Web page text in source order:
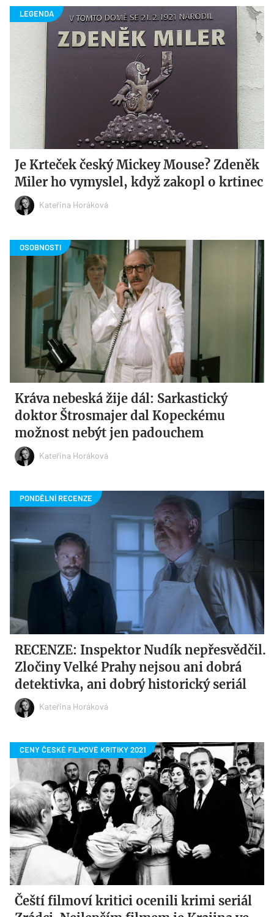
Je Krteček český Mickey Mouse? Zdeněk
Miler ho vymyslel, když zakopl o krtinec
Kateřina Horáková
Kráva nebeská žije dál: Sarkastický
doktor Štrosmajer dal Kopeckému
možnost nebýt jen padouchem
Kateřina Horáková
RECENZE: Inspektor Nudík nepřesvědčil.
Zločiny Velké Prahy nejsou ani dobrá
detektivka, ani dobrý historický seriál
Kateřina Horáková
Čeští filmoví kritici ocenili krimi seriál